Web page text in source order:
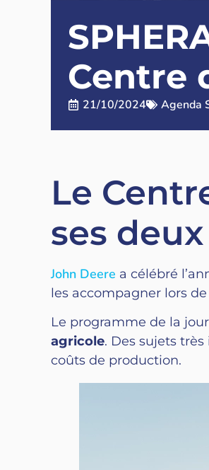
Centre
21/10/2024 Agenda
Le
ses
John Deere a célébré
les accompagner lors de
Le programme de la
agricole. Des sujets
coûts de production.